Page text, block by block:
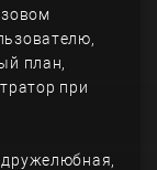
план,
при